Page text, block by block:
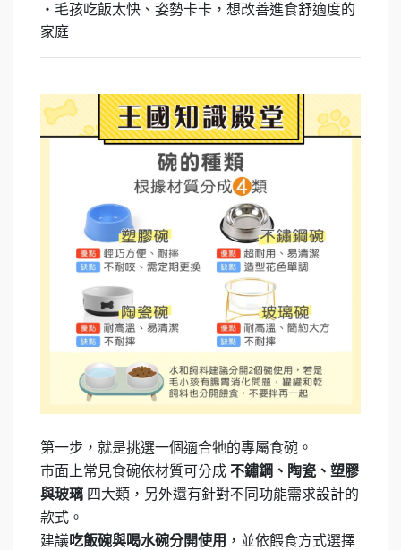
・毛孩吃飯太快、姿勢卡卡，想改善進食舒適度的
家庭
第一步，就是挑選一個適合牠的專屬食碗。
市面上常見食碗依材質可分成 不鏽鋼、陶瓷、塑膠
與玻璃 四大類，另外還有針對不同功能需求設計的
款式。
建議吃飯碗與喝水碗分開使用 ，並依餵食方式選擇